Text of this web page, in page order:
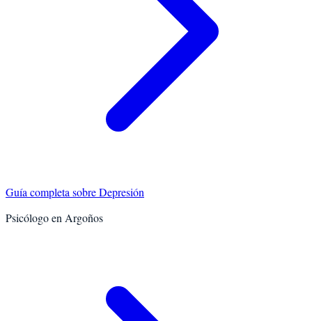
Guía completa sobreDepresión
Psicólogo en Argoños